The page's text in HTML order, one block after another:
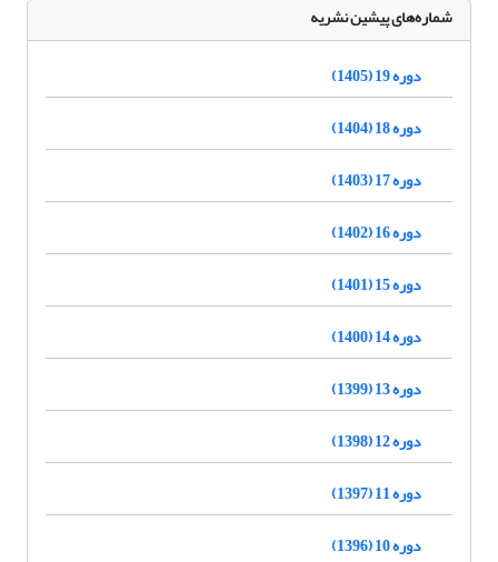
شماره‌های پیشین نشریه
دوره 19 (1405)
دوره 18 (1404)
دوره 17 (1403)
دوره 16 (1402)
دوره 15 (1401)
دوره 14 (1400)
دوره 13 (1399)
دوره 12 (1398)
دوره 11 (1397)
دوره 10 (1396)